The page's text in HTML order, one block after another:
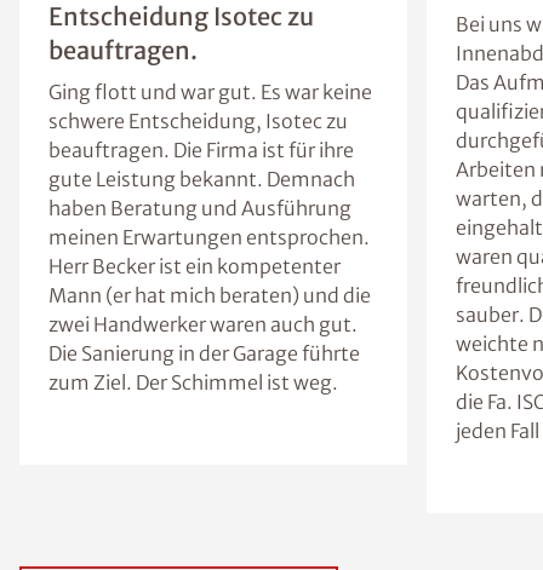
Entscheidung Isotec zu
beauftragen.
Ging flott und war gut. Es war keine
schwere Entscheidung, Isotec zu
beauftragen. Die Firma ist für ihre
gute Leistung bekannt. Demnach
haben Beratung und Ausführung
meinen Erwartungen entsprochen.
Herr Becker ist ein kompetenter
Mann (er hat mich beraten) und die
zwei Handwerker waren auch gut.
Die Sanierung in der Garage führte
zum Ziel. Der Schimmel ist weg.
Bei uns
Das
Arbeiten
warten,
waren
sauber.
weichte
die Fa.
jeden